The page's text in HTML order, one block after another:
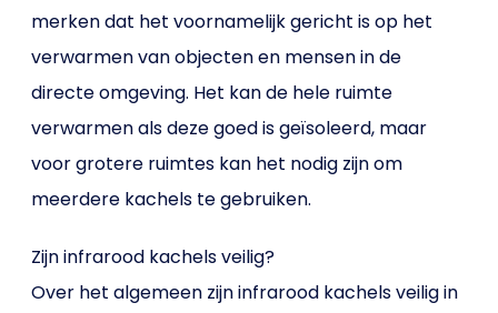
merken dat het voornamelijk gericht is op het
verwarmen van objecten en mensen in de
directe omgeving. Het kan de hele ruimte
verwarmen als deze goed is geïsoleerd, maar
voor grotere ruimtes kan het nodig zijn om
meerdere kachels te gebruiken.
Zijn infrarood kachels veilig?
Over het algemeen zijn infrarood kachels veilig in